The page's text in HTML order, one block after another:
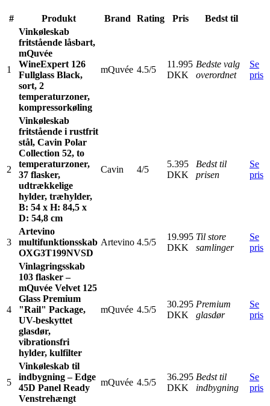
# Produkt Brand Rating Pris Bedst til
1
Vinkøleskab
fritstående låsbart,
mQuvée
WineExpert 126
Fullglass Black,
sort, 2
temperaturzoner,
kompressorkøling
mQuvée 4.5/5
11.995
DKK
Bedste valg
overordnet
Se
pris
2
Vinkøleskab
fritstående i rustfrit
stål, Cavin Polar
Collection 52, to
temperaturzoner,
37 flasker,
udtrækkelige
hylder, træhylder,
B: 54 x H: 84,5 x
D: 54,8 cm
Cavin 4/5
5.395
DKK
Bedst til
prisen
Se
pris
3
Artevino
multifunktionsskab
OXG3T199NVSD
Artevino 4.5/5
19.995
DKK
Til store
samlinger
Se
pris
4
Vinlagringsskab
103 flasker –
mQuvée Velvet 125
Glass Premium
"Rail" Package,
UV-beskyttet
glasdør,
vibrationsfri
hylder, kulfilter
mQuvée 4.5/5
30.295
DKK
Premium
glasdør
Se
pris
5
Vinkøleskab til
indbygning – Edge
45D Panel Ready
Venstrehængt
mQuvée 4.5/5
36.295
DKK
Bedst til
indbygning
Se
pris